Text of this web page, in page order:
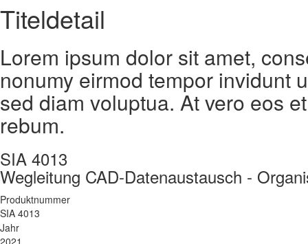
Titeldetail
Lorem ipsum dolor sit amet,
nonumy eirmod tempor invidunt
sed diam voluptua. At vero eos
rebum.
SIA 4013
Wegleitung CAD-Datenaustausch -
Produktnummer
SIA 4013
Jahr
2021